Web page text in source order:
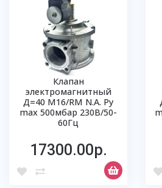
Клапан
электромагнитный
Д=40 М16/RM N.А. Ру
max 500мбар 230В/50-
60Гц
17300.00р.